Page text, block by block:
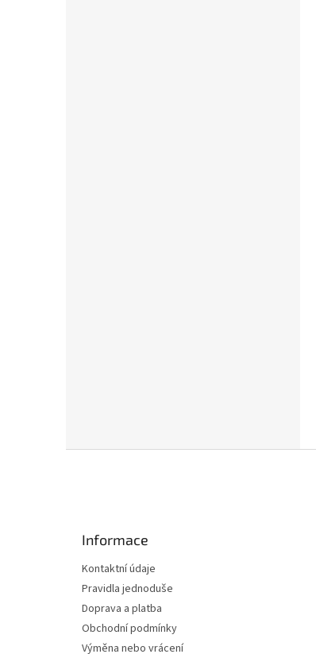
Informace
Kontaktní údaje
Pravidla jednoduše
Doprava a platba
Obchodní podmínky
Výměna nebo vrácení